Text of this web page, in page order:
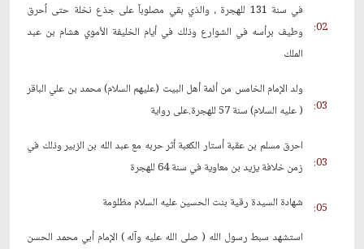
في سنة 131 للهجرة ، والذي بقي مصلوباً على جذع نخلة حتى اُحرق
وطيف برأسه في الشوارع وذلك في أيام الخليفة الأموي هشام بن عبد
الملك
02:
ولد الإمام الخامس من أئمة أهل البيت (عليهم السلام) محمد بن علي الباقر
( عليه السلام) سنة 57 للهجرة.على رواية
03:
احرق مسلم بن عقبة أستار الكعبة أثر حربه مع عبد الله بن الزبير وذلك في
زمن خلافة يزيد بن معاوية في سنة 64 للهجرة
03:
شهادة السيدة رقية بنت الحسين عليه السلام مظلومة
05:
استشهد سبط رسول الله ( صلى الله عليه وآله ) الإمام أبي محمد الحسن